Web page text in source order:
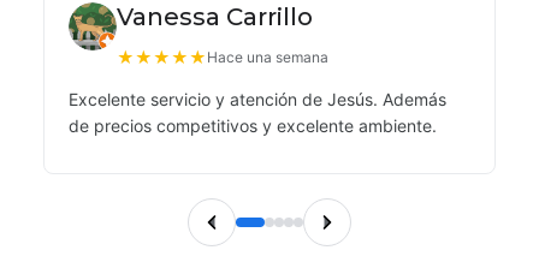
Vanessa Carrillo
★★★★★ Hace una semana
Excelente servicio y atención de Jesús. Además
de precios competitivos y excelente ambiente.